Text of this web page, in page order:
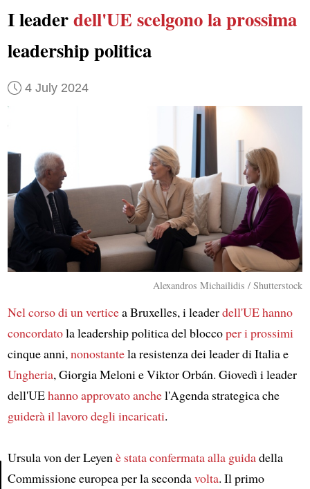
I leaderdell'UE scelgono la prossima
leadership politica
4 July 2024
Alexandros Michailidis / Shutterstock
Nel corso di un verticea Bruxelles, i leaderdell'UEhanno
concordatola leadership politica del bloccoper i prossimi
cinque anni, nonostantela resistenza dei leader di Italia e
Ungheria, Giorgia Meloni e Viktor Orbán. Giovedì i leader
dell'UEhanno approvatoanchel'Agenda strategica che
guiderà il lavorodegli incaricati.
Ursula von der Leyen è stata confermataalla guidadella
Commissione europea per la secondavolta. Il primo